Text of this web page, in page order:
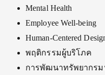
Mental Health
Employee Well-being
Human-Centered
พฤติกรรมผู้บริโภค
การพัฒนาทรัพยากร